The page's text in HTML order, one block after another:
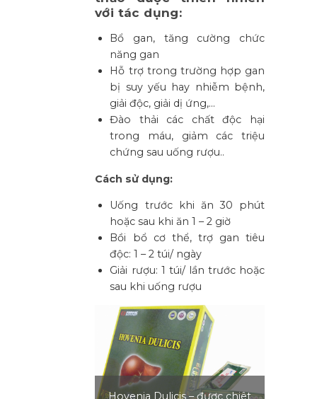
với tác dụng:
Bổ gan, tăng cường chức
năng gan
Hỗ trợ trong trường hợp gan
bị suy yếu hay nhiễm bệnh,
giải độc, giải dị ứng,…
Đào thải các chất độc hại
trong máu, giảm các triệu
chứng sau uống rượu..
Cách sử dụng:
Uống trước khi ăn 30 phút
hoặc sau khi ăn 1 – 2 giờ
Bồi bổ cơ thể, trợ gan tiêu
độc: 1 – 2 túi/ ngày
Giải rượu: 1 túi/ lần trước hoặc
sau khi uống rượu
Hovenia Dulicis – được chiêt